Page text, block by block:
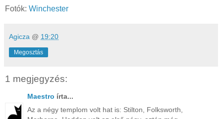
Fotók: Winchester
Agicza @ 19:20
Megosztás
1 megjegyzés:
Maestro írta...
Az a négy templom volt hat is: Stilton, Folksworth,